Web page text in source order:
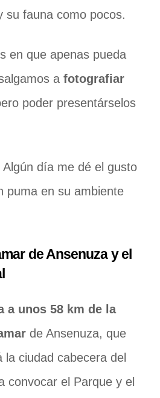
su fauna como pocos.
en que apenas pueda
a fotografiar
poder presentárselos
día me dé el gusto
puma en su ambiente
de Ansenuza y el
a unos 58 km de la
de Ansenuza, que
la ciudad cabecera del
convocar el Parque y el